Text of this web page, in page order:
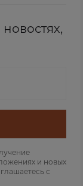
и новых
с